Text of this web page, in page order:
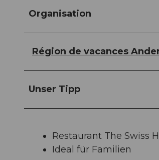
Organisation
Région de vacances
Unser Tipp
Restaurant The Swiss
Ideal für Familien